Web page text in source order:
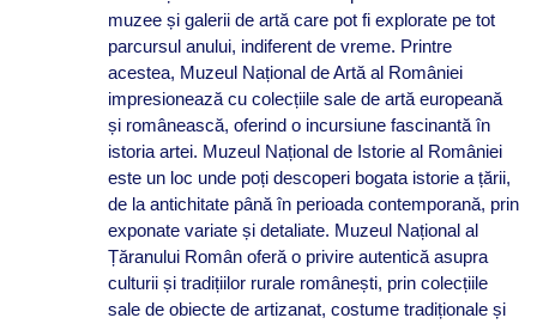
muzee și galerii de artă care pot fi explorate pe tot
parcursul anului, indiferent de vreme. Printre
acestea, Muzeul Național de Artă al României
impresionează cu colecțiile sale de artă europeană
și românească, oferind o incursiune fascinantă în
istoria artei. Muzeul Național de Istorie al României
este un loc unde poți descoperi bogata istorie a țării,
de la antichitate până în perioada contemporană, prin
exponate variate și detaliate. Muzeul Național al
Țăranului Român oferă o privire autentică asupra
culturii și tradițiilor rurale românești, prin colecțiile
sale de obiecte de artizanat, costume tradiționale și